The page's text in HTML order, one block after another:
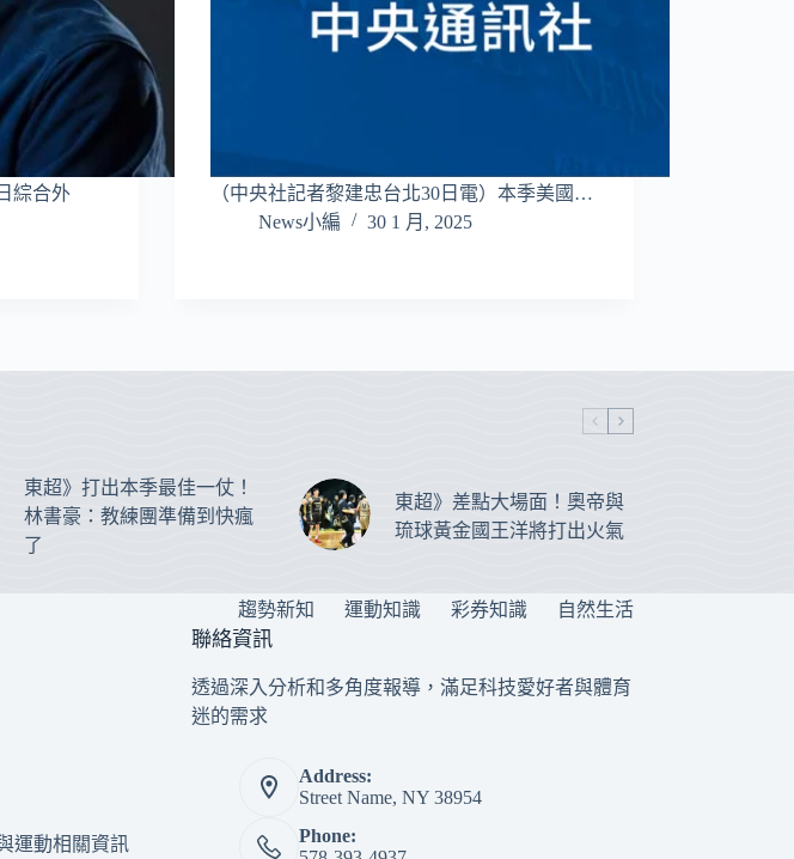
綜合外
（中央社記者黎建忠台北30日電）本季美國…
News小編
30 1 月, 2025
東超》打出本季最佳一仗！
林書豪：教練團準備到快瘋
了
東超》差點大場面！奧帝與
琉球黃金國王洋將打出火氣
趨勢新知 運動知識 彩券知識 自然生活
運動相關資訊
聯絡資訊
透過深入分析和多角度報導，滿足科技愛好者與體育
迷的需求
Address:
Street Name, NY 38954
Phone: